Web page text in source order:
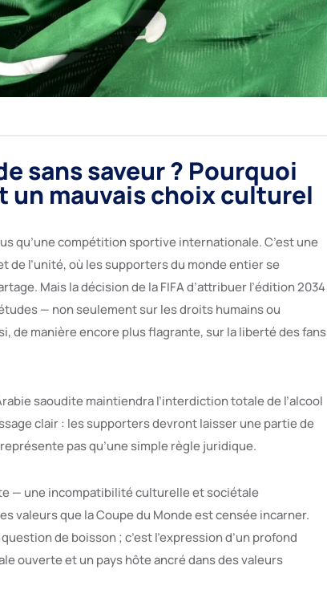
sans saveur ? Pourquoi
un mauvais choix culturel
qu’une compétition sportive internationale. C’est une
de l’unité, où les supporters du monde entier se
Mais la décision de la FIFA d’attribuer l’édition 2034
— non seulement sur les droits humains ou
de manière encore plus flagrante, sur la liberté des fans
saoudite maintiendra l’interdiction totale de l’alcool
clair : les supporters devront laisser une partie de
pas qu’une simple règle juridique.
— une incompatibilité culturelle et sociétale
valeurs que la Coupe du Monde est censée incarner.
de boisson ; c’est l’expression d’un profond
ouverte et un pays hôte ancré dans des valeurs